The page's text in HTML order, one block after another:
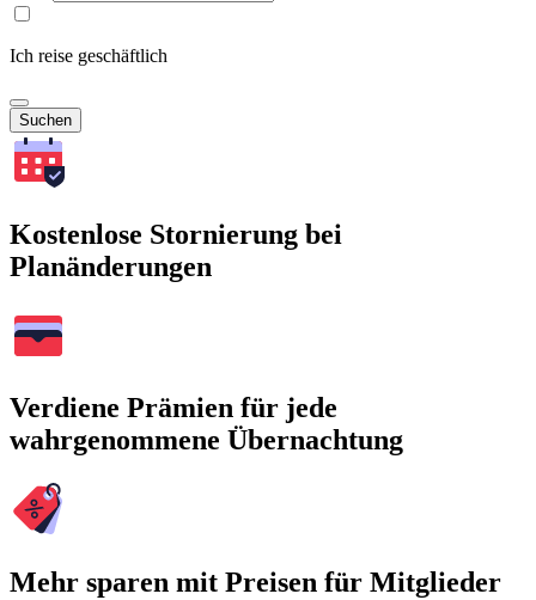
Ich reise geschäftlich
Suchen
Kostenlose Stornierung bei
Planänderungen
Verdiene Prämien für jede
wahrgenommene Übernachtung
Mehr sparen mit Preisen für Mitglieder